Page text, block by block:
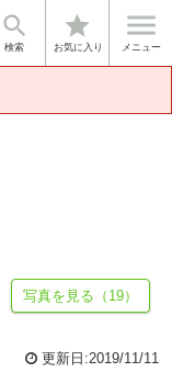

検索
star
お気に入り

メニュー
法人情報
写真を見る（19）
更新日:2019/11/11